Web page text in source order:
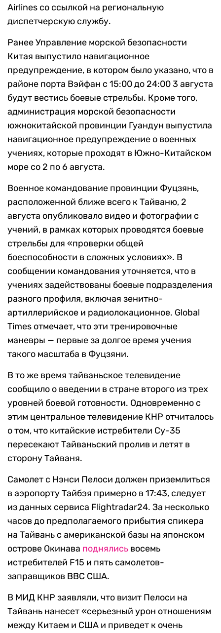
Airlines со ссылкой на региональную
диспетчерскую службу.
Ранее Управление морской безопасности
Китая выпустило навигационное
предупреждение, в котором было указано, что в
районе порта Вэйфан с 15:00 до 24:00 3 августа
будут вестись боевые стрельбы. Кроме того,
администрация морской безопасности
южнокитайской провинции Гуандун выпустила
навигационное предупреждение о военных
учениях, которые проходят в Южно-Китайском
море со 2 по 6 августа.
Военное командование провинции Фуцзянь,
расположенной ближе всего к Тайваню, 2
августа опубликовало видео и фотографии с
учений, в рамках которых проводятся боевые
стрельбы для «проверки общей
боеспособности в сложных условиях». В
сообщении командования уточняется, что в
учениях задействованы боевые подразделения
разного профиля, включая зенитно-
артиллерийское и радиолокационное. Global
Times отмечает, что эти тренировочные
маневры — первые за долгое время учения
такого масштаба в Фуцзяни.
В то же время тайваньское телевидение
сообщило о введении в стране второго из трех
уровней боевой готовности. Одновременно с
этим центральное телевидение КНР отчиталось
о том, что китайские истребители Су-35
пересекают Тайваньский пролив и летят в
сторону Тайваня.
Самолет с Нэнси Пелоси должен приземлиться
в аэропорту Тайбэя примерно в 17:43, следует
из данных сервиса Flightradar24. За несколько
часов до предполагаемого прибытия спикера
на Тайвань с американской базы на японском
острове Окинава поднялись восемь
истребителей F15 и пять самолетов-
заправщиков ВВС США.
В МИД КНР заявляли, что визит Пелоси на
Тайвань нанесет «серьезный урон отношениям
между Китаем и США и приведет к очень